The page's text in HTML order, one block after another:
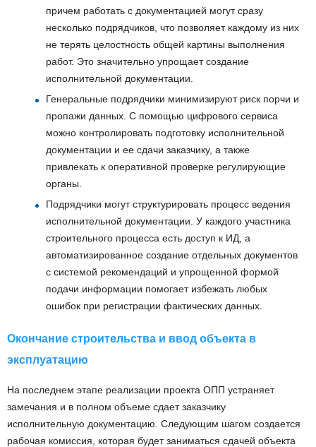
причем работать с документацией могут сразу
несколько подрядчиков, что позволяет каждому из них
не терять целостность общей картины выполнения
работ. Это значительно упрощает создание
исполнительной документации.
Генеральные подрядчики минимизируют риск порчи и
пропажи данных. С помощью цифрового сервиса
можно контролировать подготовку исполнительной
документации и ее сдачи заказчику, а также
привлекать к оперативной проверке регулирующие
органы.
Подрядчики могут структурировать процесс ведения
исполнительной документации. У каждого участника
строительного процесса есть доступ к ИД, а
автоматизированное создание отдельных документов
с системой рекомендаций и упрощенной формой
подачи информации помогает избежать любых
ошибок при регистрации фактических данных.
Окончание строительства и ввод объекта в
эксплуатацию
На последнем этапе реализации проекта ОПП устраняет
замечания и в полном объеме сдает заказчику
исполнительную документацию. Следующим шагом создается
рабочая комиссия, которая будет заниматься сдачей объекта